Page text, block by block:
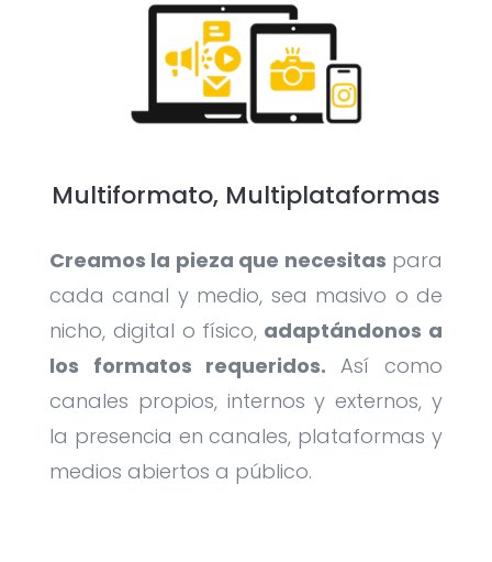
Multiformato, Multiplataformas
Creamos la pieza que necesitas para
cada canal y medio, sea masivo o de
nicho, digital o físico, adaptándonos a
los formatos requeridos.Así como
canales propios, internos y externos, y
la presencia en canales, plataformas y
medios abiertos a público.